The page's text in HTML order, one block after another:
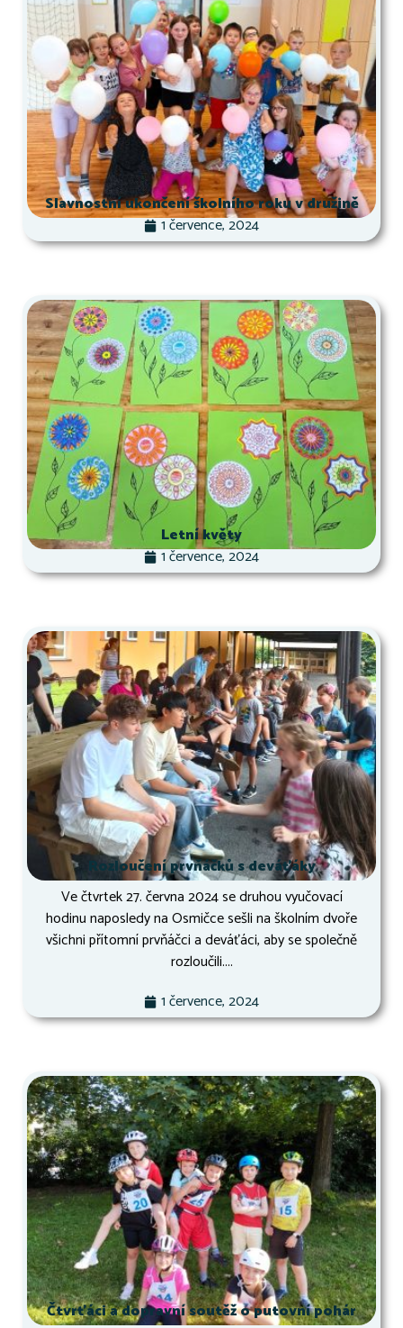
Slavnostní ukončení školního roku v družině
1 července, 2024
Letní květy
1 července, 2024
Rozloučení prvňáčků s deváťáky
Ve čtvrtek 27. června 2024 se druhou vyučovací
hodinu naposledy na Osmičce sešli na školním dvoře
všichni přítomní prvňáčci a deváťáci, aby se společně
rozloučili....
1 července, 2024
Čtvrťáci a dopravní soutěž o putovní pohár